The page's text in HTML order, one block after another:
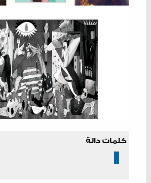
كلمات دالة